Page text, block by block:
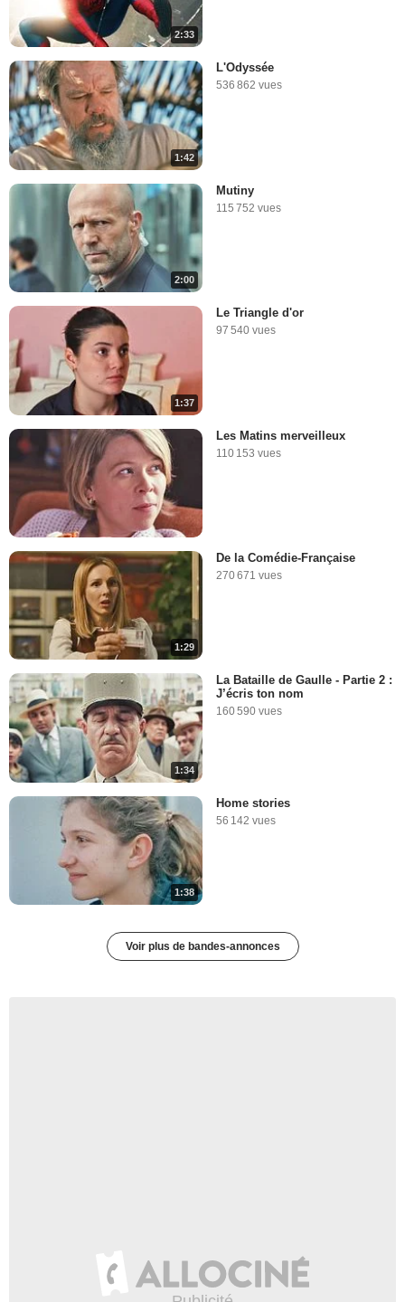
2:33
1:42
L'Odyssée
536 862 vues
2:00
Mutiny
115 752 vues
1:37
Le Triangle d'or
97 540 vues
Les Matins merveilleux
110 153 vues
1:29
De la Comédie-Française
270 671 vues
1:34
La Bataille de Gaulle - Partie 2 :
J’écris ton nom
160 590 vues
1:38
Home stories
56 142 vues
Voir plus de bandes-annonces